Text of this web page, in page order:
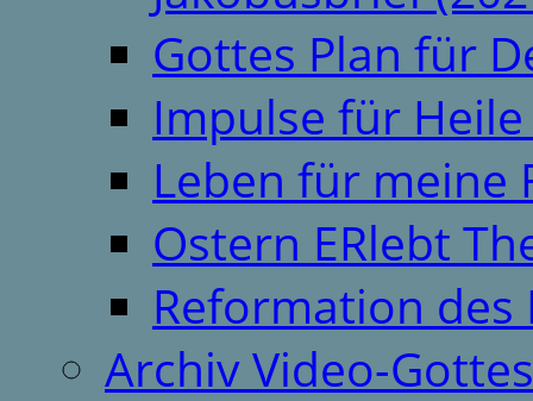
Gottes Plan für
Impulse für
Leben für meine
Ostern ERlebt
Reformation des
Archiv Video-